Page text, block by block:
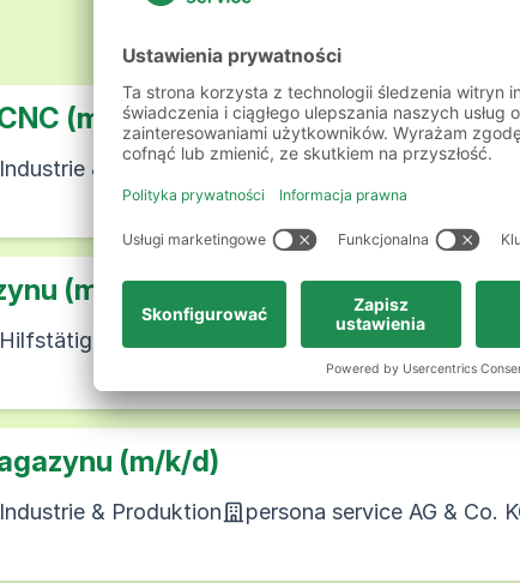
Nasze oferty pracy w
(m/k/d)
Industrie & Produktion persona service AG & Co.
(m/k/d)
Hilfstätigkeiten persona service AG & Co. KG,
(m/k/d)
Industrie & Produktion persona service AG & Co.